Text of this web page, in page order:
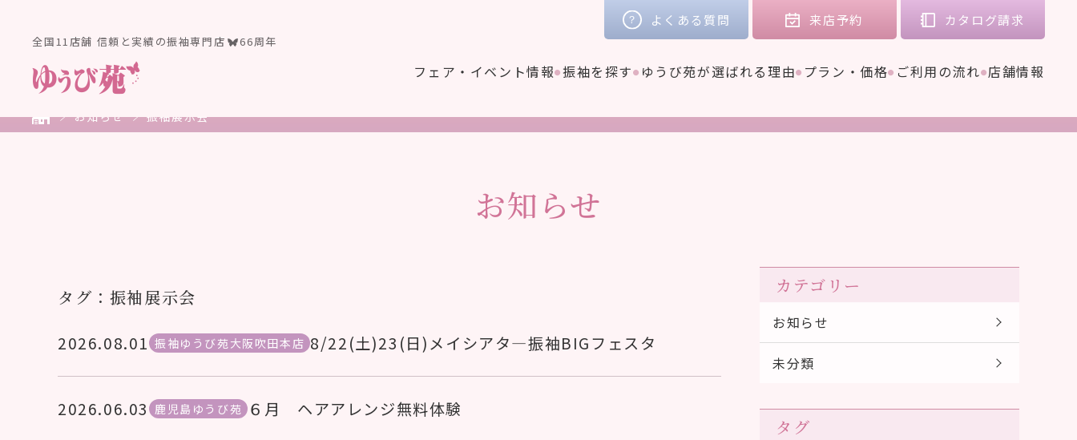
全国11店舗 信頼と実績の振袖専門店 66周年
フェア・イベント情報 振袖を探す ゆうび苑が選ばれる理由 プラン・価格 ご利用の流れ 店舗情報
よくある質問 来店予約 カタログ請求
お知らせ 振袖展示会
お知らせ
タグ：振袖展示会
2026.08.01 振袖ゆうび苑大阪吹田本店 8/22(土)23(日)メイシアタ―振袖BIGフェスタ
2026.06.03 鹿児島ゆうび苑 ６月 ヘアアレンジ無料体験
カテゴリー
お知らせ
未分類
タグ